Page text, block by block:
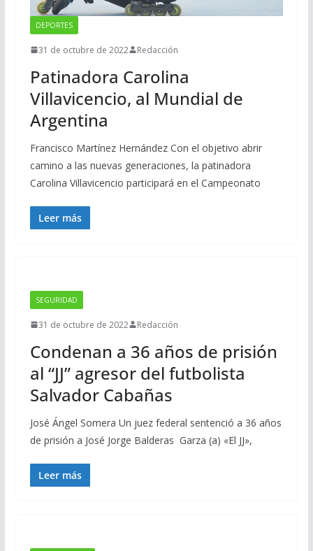
DEPORTES
31 de octubre de 2022 Redacción
Patinadora Carolina
Villavicencio, al Mundial de
Argentina
Francisco Martínez Hernández Con el objetivo abrir
camino a las nuevas generaciones, la patinadora
Carolina Villavicencio participará en el Campeonato
Leer más
SEGURIDAD
31 de octubre de 2022 Redacción
Condenan a 36 años de prisión
al “JJ” agresor del futbolista
Salvador Cabañas
José Ángel Somera Un juez federal sentenció a 36 años
de prisión a José Jorge Balderas Garza (a) «El JJ»,
Leer más